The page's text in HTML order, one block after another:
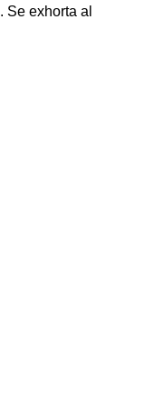
. Se exhorta al